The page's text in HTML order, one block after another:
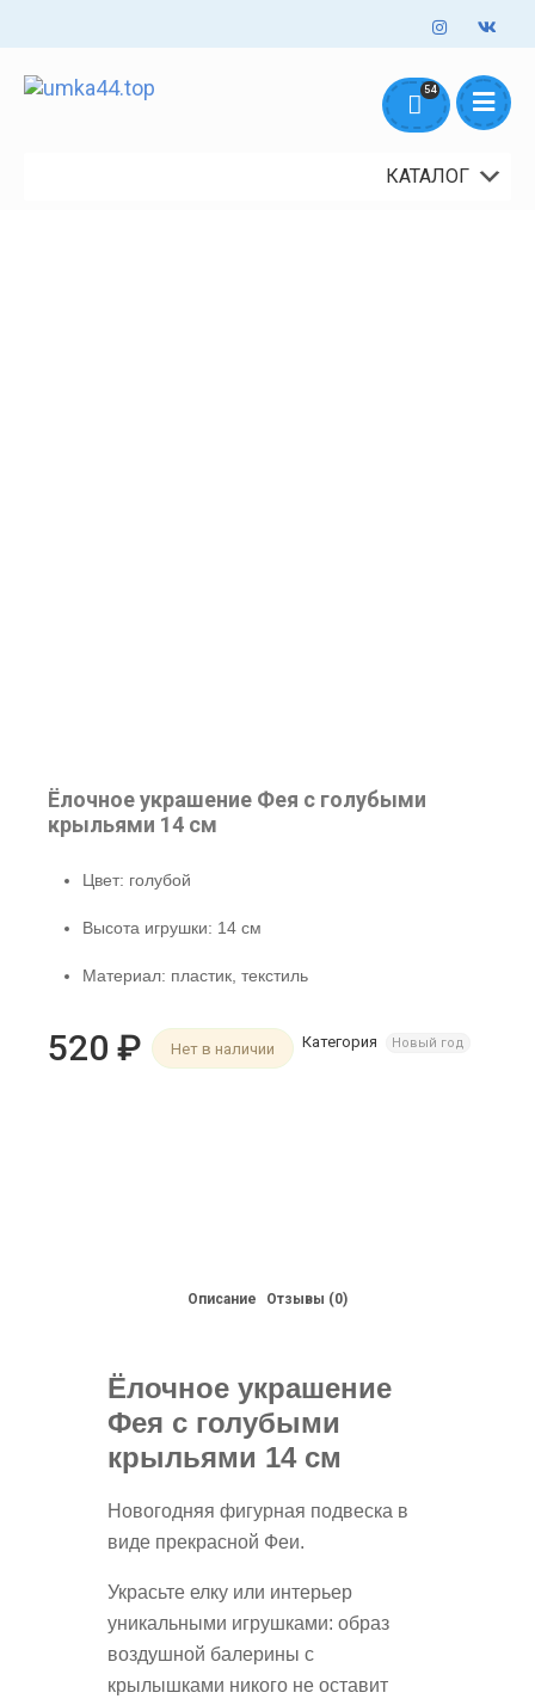
Оформление заказов онлайн - круглосуточно. Обработка заказов
+7 953 645 5711
54
КАТАЛОГ
Ёлочное украшение Фея с голубыми
крыльями 14 см
Цвет: голубой
Высота игрушки: 14 см
Материал: пластик, текстиль
520 ₽ Нет в наличии Категория Новый год
Описание Отзывы (0)
Ёлочное украшение
Фея с голубыми
крыльями 14 см
Новогодняя фигурная подвеска в
виде прекрасной Феи.
Украсьте елку или интерьер
уникальными игрушками: образ
воздушной балерины с
крылышками никого не оставит